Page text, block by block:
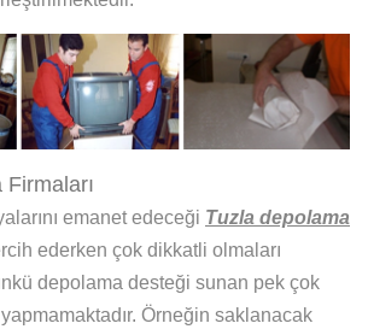
emanet edeceği Tuzla depolama
ederken çok dikkatli olmaları
depolama desteği sunan pek çok
Örneğin saklanacak